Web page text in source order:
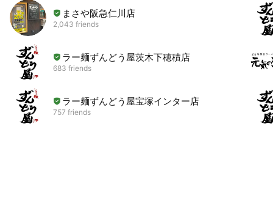
まさや阪急仁川店
2,043 friends
ラー麺ずんどう屋茨木下穂積店
683 friends
ラー麺ずんどう屋宝塚インター店
757 friends